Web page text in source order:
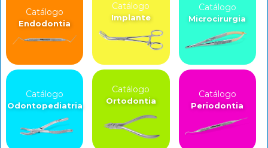
Catálogo
Endodontia
Catálogo
Implante
Catálogo
Microcirurgia
Catálogo
Odontopediatria
Catálogo
Ortodontia
Catálogo
Periodontia